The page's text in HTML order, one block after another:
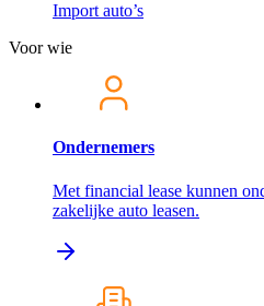
Import auto’s
Voor wie
Ondernemers
Met financial lease kunnen
zakelijke auto leasen.